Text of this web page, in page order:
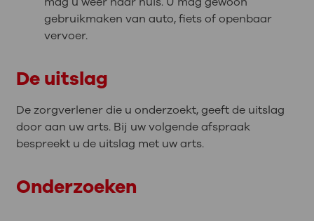
gebruikmaken van auto, fiets of openbaar
vervoer.
De uitslag
De zorgverlener die u onderzoekt, geeft de uitslag
door aan uw arts. Bij uw volgende afspraak
bespreekt u de uitslag met uw arts.
Onderzoeken